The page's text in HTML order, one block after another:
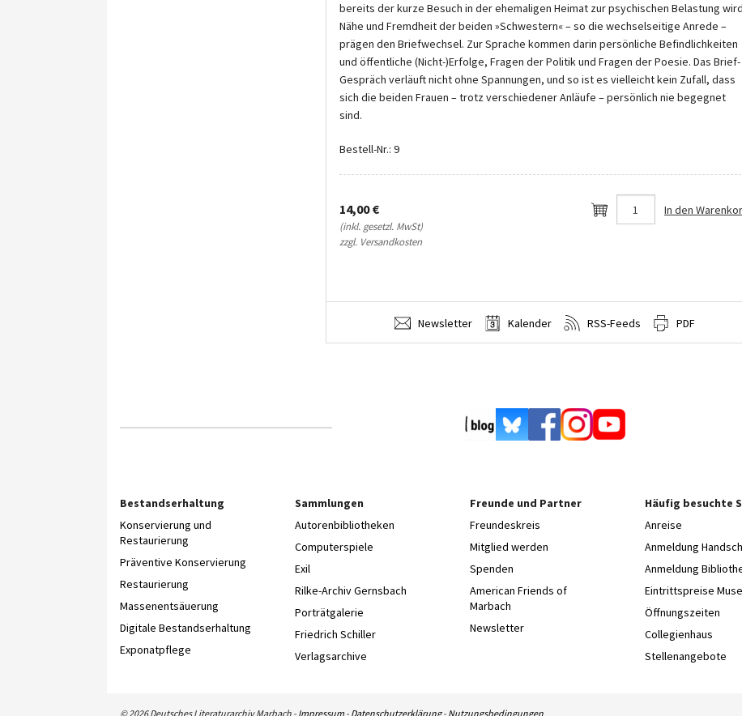
bereits der kurze Besuch in der ehemaligen Heimat zur psychischen Belastung
Nähe und Fremdheit der beiden »Schwestern« – so die wechselseitige Anrede –
prägen den Briefwechsel. Zur Sprache kommen darin persönliche Befindlichkeiten
und öffentliche (Nicht-)Erfolge, Fragen der Politik und Fragen der Poesie. Das Brief-
Gespräch verläuft nicht ohne Spannungen, und so ist es vielleicht kein Zufall, dass
sich die beiden Frauen – trotz verschiedener Anläufe – persönlich nie begegnet
sind.
Bestell-Nr.: 9
14,00 €
(inkl. gesetzl. MwSt)
zzgl. Versandkosten
In den
Newsletter Kalender RSS-Feeds PDF
Bestandserhaltung
Konservierung und
Restaurierung
Präventive Konservierung
Restaurierung
Massenentsäuerung
Digitale Bestandserhaltung
Exponatpflege
Sammlungen
Autorenbibliotheken
Computerspiele
Exil
Rilke-Archiv Gernsbach
Porträtgalerie
Friedrich Schiller
Verlagsarchive
Freunde und Partner
Freundeskreis
Mitglied werden
Spenden
American Friends of
Marbach
Newsletter
Häufig besuchte
Anreise
Anmeldung
Anmeldung
Eintrittspreise
Öffnungszeiten
Collegienhaus
Stellenangebote
© 2026 Deutsches Literaturarchiv Marbach - Impressum - Datenschutzerklärung- Nutzungsbedingungen